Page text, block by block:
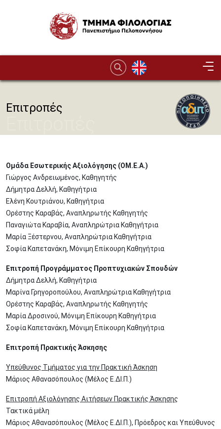
Image
Επιτροπές
Ομάδα Εσωτερικής Αξιολόγησης (ΟΜ.Ε.Α.)
Γιώργος Ανδρειωμένος, Καθηγητής
Δήμητρα Δελλή, Καθηγήτρια
Ελένη Κουτριάνου, Καθηγήτρια
Ορέστης Καραβάς, Αναπληρωτής Καθηγητής
Παναγιώτα Καραβία, Αναπληρώτρια Καθηγήτρια
Μαρία Ξέστερνου, Αναπληρώτρια Καθηγήτρια
Σοφία Καπετανάκη, Μόνιμη Επίκουρη Καθηγήτρια
Επιτροπή Προγράμματος Προπτυχιακών Σπουδών
Δήμητρα Δελλή, Καθηγήτρια
Μαρίνα Γρηγοροπούλου, Αναπληρώτρια Καθηγήτρια
Ορέστης Καραβάς, Αναπληρωτής Καθηγητής
Μαρία Δροσινού, Μόνιμη Επίκουρη Καθηγήτρια
Σοφία Καπετανάκη, Μόνιμη Επίκουρη Καθηγήτρια
Επιτροπή Πρακτικής Άσκησης
Υπεύθυνος Τμήματος για την Πρακτική Άσκηση
Μάριος Αθανασόπουλος (Μέλος Ε.ΔΙ.Π.)
Επιτροπή Αξιολόγησης Αιτήσεων Πρακτικής Άσκησης
Τακτικά μέλη
Μάριος Αθανασόπουλος (Μέλος Ε.ΔΙ.Π.), Πρόεδρος και Υπεύθυνος